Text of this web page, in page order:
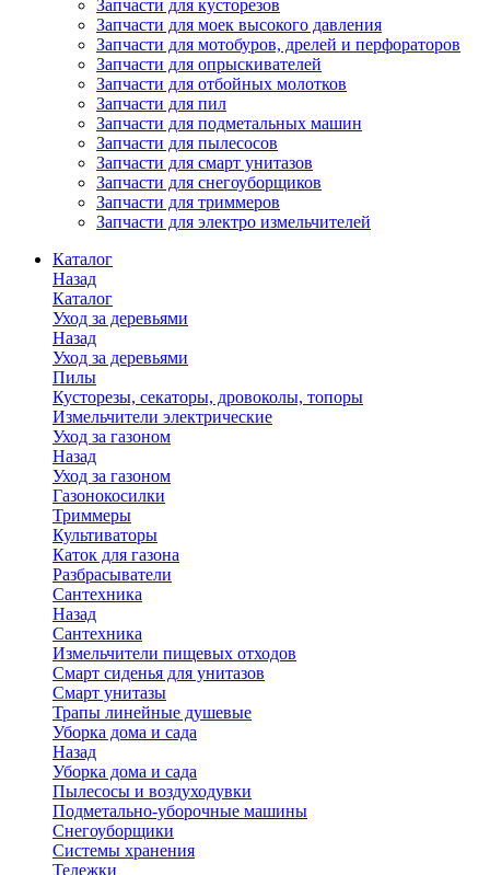
Запчасти для кусторезов
Запчасти для моек высокого давления
Запчасти для мотобуров, дрелей и перфораторов
Запчасти для опрыскивателей
Запчасти для отбойных молотков
Запчасти для пил
Запчасти для подметальных машин
Запчасти для пылесосов
Запчасти для смарт унитазов
Запчасти для снегоуборщиков
Запчасти для триммеров
Запчасти для электро измельчителей
Каталог
Назад
Каталог
Уход за деревьями
Назад
Уход за деревьями
Пилы
Кусторезы, секаторы, дровоколы, топоры
Измельчители электрические
Уход за газоном
Назад
Уход за газоном
Газонокосилки
Триммеры
Культиваторы
Каток для газона
Разбрасыватели
Сантехника
Назад
Сантехника
Измельчители пищевых отходов
Смарт сиденья для унитазов
Смарт унитазы
Трапы линейные душевые
Уборка дома и сада
Назад
Уборка дома и сада
Пылесосы и воздуходувки
Подметально-уборочные машины
Снегоуборщики
Системы хранения
Тележки